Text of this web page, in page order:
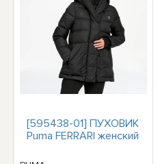
[595438-01] ПУХОВИК
Puma FERRARI женский